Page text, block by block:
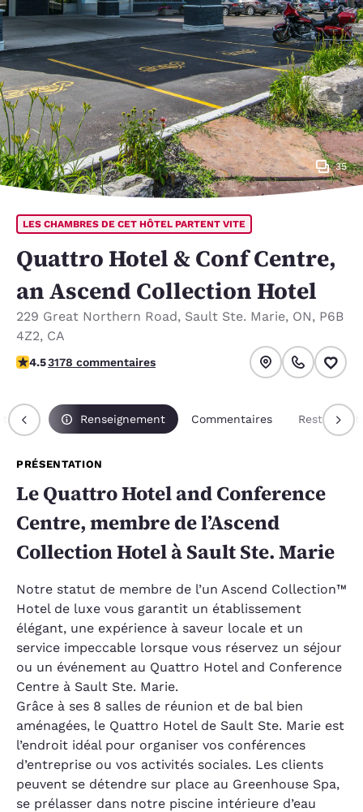
35
LES CHAMBRES DE CET HÔTEL PARTENT VITE
Quattro Hotel & Conf Centre,
an Ascend Collection Hotel
229 Great Northern Road, Sault Ste. Marie, ON, P6B
4Z2, CA
4.49 étoiles. Excellent.
4.53178 commentaires
Renseignement Commentaires
PRÉSENTATION
Le Quattro Hotel and Conference
Centre, membre de l’Ascend
Collection Hotel à Sault Ste. Marie
Notre statut de membre de l’un Ascend Collection™
Hotel de luxe vous garantit un établissement
élégant, une expérience à saveur locale et un
service impeccable lorsque vous réservez un séjour
ou un événement au Quattro Hotel and Conference
Centre à Sault Ste. Marie.
Grâce à ses 8 salles de réunion et de bal bien
aménagées, le Quattro Hotel de Sault Ste. Marie est
l’endroit idéal pour organiser vos conférences
d’entreprise ou vos activités sociales. Les clients
peuvent se détendre sur place au Greenhouse Spa,
se prélasser dans notre piscine intérieure d’eau